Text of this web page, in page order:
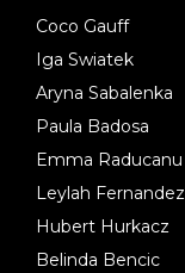
Coco Gauff
Iga Swiatek
Aryna Sabalenka
Paula Badosa
Emma Raducanu
Leylah Fernandez
Hubert Hurkacz
Belinda Bencic